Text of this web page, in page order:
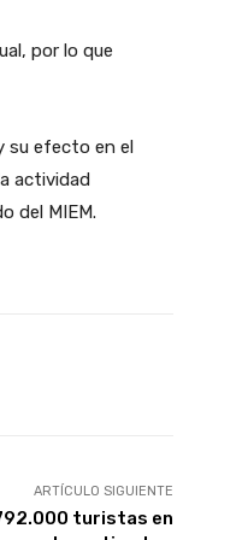
por lo que
su efecto en el
actividad
del MIEM.
ARTÍCULO SIGUIENTE
turistas en